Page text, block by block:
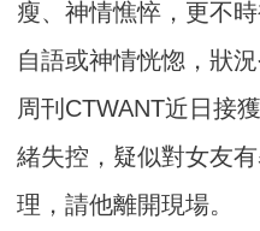
瘦、神情憔悴，更不
自語或神情恍惚，狀
周刊CTWANT近日接
緒失控，疑似對女友
理，請他離開現場。